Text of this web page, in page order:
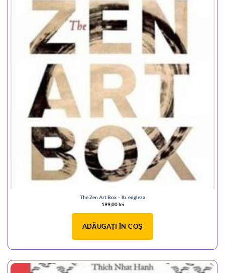
The Zen Art Box – lb. engleza
199,00lei
ADĂUGAȚI ÎN COȘ